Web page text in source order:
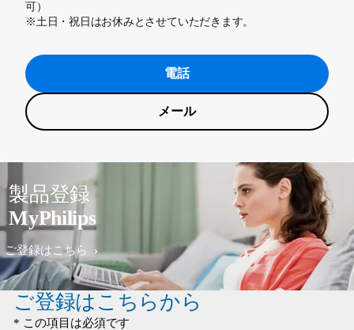
可）
※土日・祝日はお休みとさせていただきます。
電話
メール
製品登録
MyPhilips
ご登録はこちら
ご登録はこちらから
* この項目は必須です